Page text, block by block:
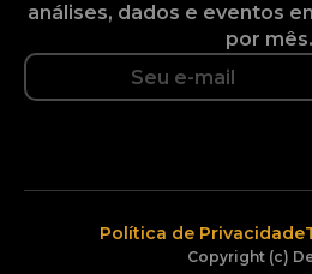
análises, dados e eventos
por mês.
Copyright (c)
Política de Privacidade